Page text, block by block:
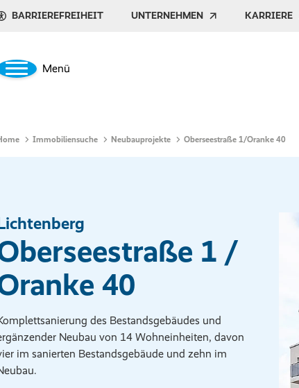
BARRIEREFREIHEIT UNTERNEHMEN KARRIERE
Menü
Immobiliensuche Neubauprojekte Oberseestraße 1/Oranke 40
1 /
40
des Bestandsgebäudes und
Neubau von 14 Wohneinheiten, davon
im sanierten Bestandsgebäude und zehn im